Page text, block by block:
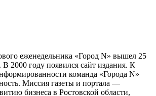
еженедельника «Город N» вышел 25
В 2000 году появился сайт издания. К
команда «Города N»
Миссия газеты и портала —
бизнеса в Ростовской области,